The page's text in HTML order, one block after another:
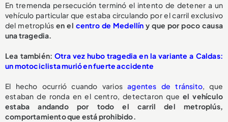
En tremenda persecución terminó el intento de detener a un
vehículo particular que estaba circulando por el carril exclusivo
del metroplúsen el centro de Medellín y que por poco causa
una tragedia.
Lea también: Otra vez hubo tragedia en la variante a Caldas:
un motociclista murió en fuerte accidente
El hecho ocurrió cuando variosagentes de tránsito, que
estaban de ronda en el centro, detectaron que el vehículo
estaba andando por todo el carril del metroplús,
comportamiento que está prohibido.